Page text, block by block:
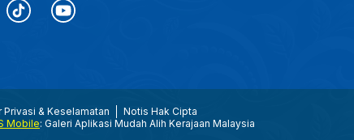
Privasi & Keselamatan
Notis Hak Cipta
Mobile: Galeri Aplikasi Mudah Alih Kerajaan Malaysia